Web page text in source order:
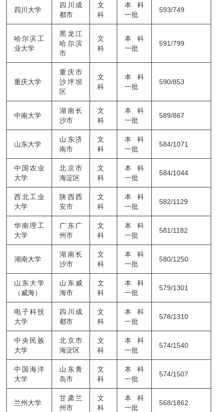
四川大学
四川成
都市
文
科
本科
一批
593/749
哈尔滨工
业大学
黑龙江
哈尔滨
市
文
科
本科
一批
591/799
重庆大学
重庆市
沙坪坝
区
文
科
本科
一批
590/853
中南大学
湖南长
沙市
文
科
本科
一批
589/867
山东大学
山东济
南市
文
科
本科
一批
584/1071
中国农业
大学
北京市
海淀区
文
科
本科
一批
584/1044
西北工业
大学
陕西西
安市
文
科
本科
一批
582/1129
华南理工
大学
广东广
州市
文
科
本科
一批
581/1182
湖南大学
湖南长
沙市
文
科
本科
一批
580/1250
山东大学
（威海）
山东威
海市
文
科
本科
一批
579/1301
电子科技
大学
四川成
都市
文
科
本科
一批
578/1310
中央民族
大学
北京市
海淀区
文
科
本科
一批
574/1540
中国海洋
大学
山东青
岛市
文
科
本科
一批
574/1507
兰州大学
甘肃兰
州市
文
科
本科
一批
568/1862